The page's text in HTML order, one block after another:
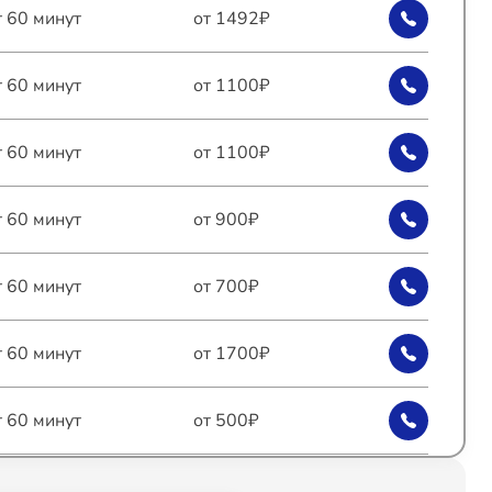
60 минут от 1492₽
60 минут от 1100₽
60 минут от 1100₽
60 минут от 900₽
60 минут от 700₽
60 минут от 1700₽
60 минут от 500₽